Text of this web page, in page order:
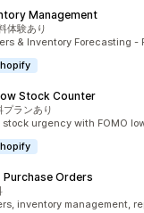
Management
121件
体験あり
& Inventory Forecasting -
Stock Counter
：83件
プランあり
urgency with FOMO
Orders
13件
inventory management,